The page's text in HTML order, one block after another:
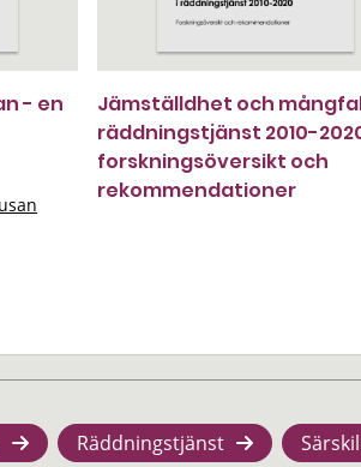
- en
Jämställdhet och
räddningstjänst 2010-
forskningsöversikt och
rekommendationer
Räddningstjänst